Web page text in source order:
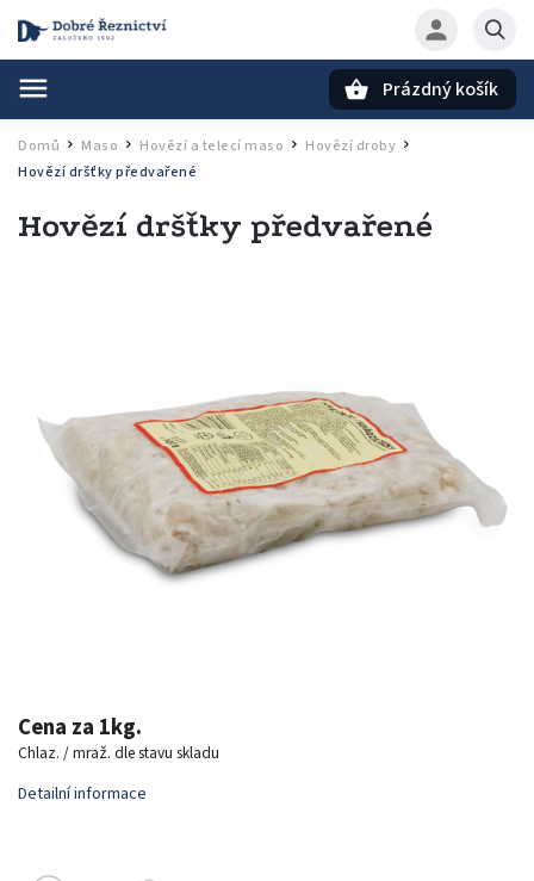
Prázdný košík
Domů / Maso / Hovězí a telecí maso / Hovězí droby /
Hovězí dršťky předvařené
Hovězí dršťky předvařené
Cena za 1kg.
Chlaz. / mraž. dle stavu skladu
Detailní informace